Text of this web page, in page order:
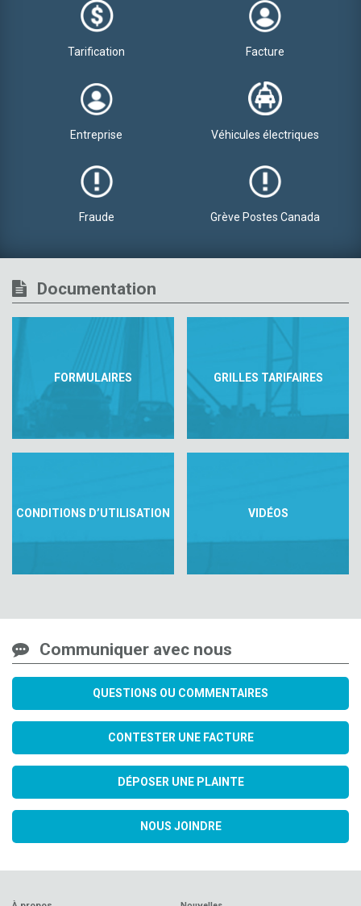
Tarification Facture
Entreprise Véhicules électriques
Fraude Grève Postes Canada
Documentation
FORMULAIRES GRILLES TARIFAIRES
CONDITIONS D’UTILISATION VIDÉOS
Communiquer avec nous
QUESTIONS OU COMMENTAIRES
CONTESTER UNE FACTURE
DÉPOSER UNE PLAINTE
NOUS JOINDRE